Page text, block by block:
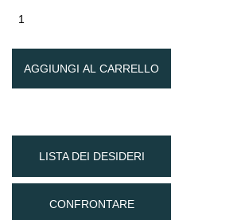
AGGIUNGI AL CARRELLO
LISTA DEI DESIDERI
CONFRONTARE